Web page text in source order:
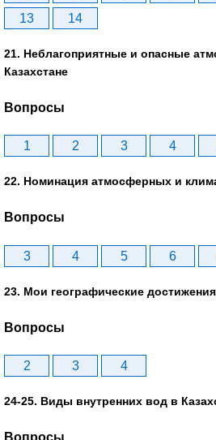
13
14
21. Неблагоприятные и опасные
Казахстане
Вопросы
1 2 3 4
22. Номинация атмосферных и
Вопросы
3 4 5 6
23. Мои географические достижения
Вопросы
2 3 4
24-25. Виды внутренних вод в